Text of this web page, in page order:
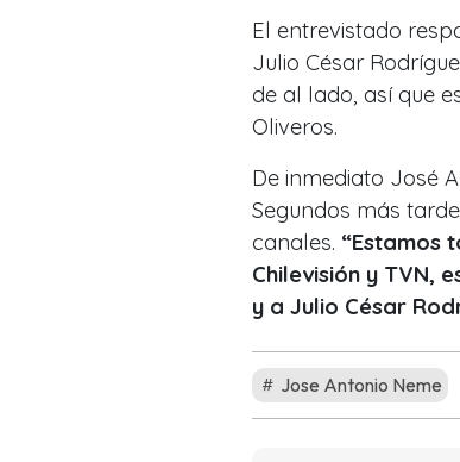
El entrevistado
Julio César
de al lado, así que
Oliveros.
De inmediato José
Segundos más
canales. “Estamos
Chilevisión y TVN,
y a Julio César
Jose Antonio Neme